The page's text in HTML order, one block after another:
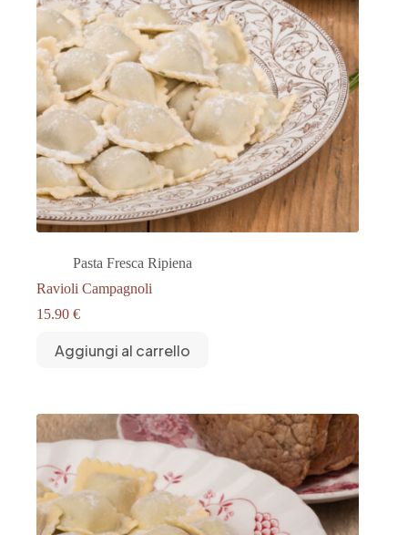
Pasta Fresca Ripiena
Ravioli Campagnoli
15.90 €
Aggiungi al carrello